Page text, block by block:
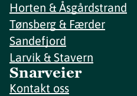
Horten & Åsgårdstrand
Tønsberg & Færder
Sandefjord
Larvik & Stavern
Snarveier
Kontakt oss